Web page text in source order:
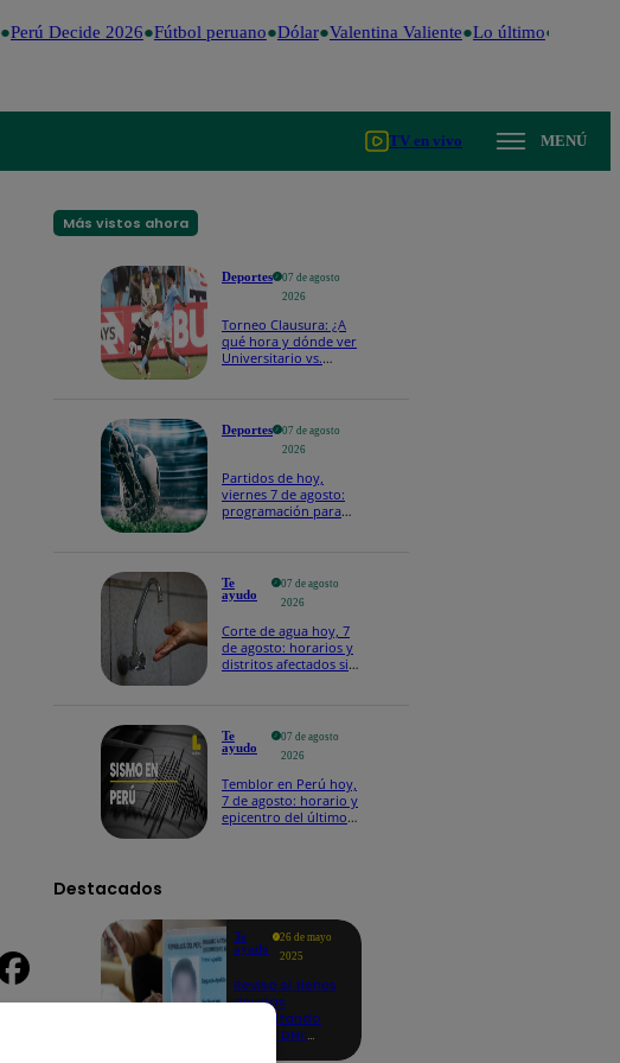
Perú Decide 2026 Fútbol peruano Dólar Valentina Valiente Lo último Me
TV en vivo MENÚ
Más vistos ahora
Deportes
07 de agosto
2026
Torneo Clausura: ¿A
qué hora y dónde ver
Universitario vs.
Deportes
07 de agosto
2026
Partidos de hoy,
viernes 7 de agosto:
programación para
Te
ayudo
07 de agosto
2026
Corte de agua hoy, 7
de agosto: horarios y
distritos afectados sin
Te
ayudo
07 de agosto
2026
Temblor en Perú hoy,
7 de agosto: horario y
epicentro del último
Destacados
Te
ayudo
26 de mayo
2025
Revisa si tienes
deudas
consultando
con tu DNI: